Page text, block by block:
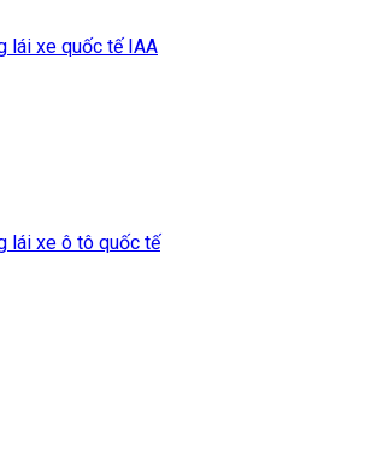
lái xe quốc tế IAA
lái xe ô tô quốc tế